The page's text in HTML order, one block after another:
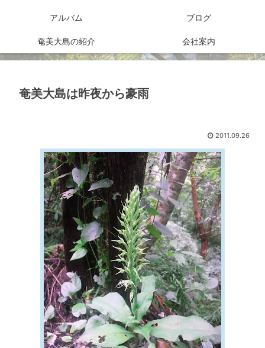
アルバム ブログ
奄美大島の紹介 会社案内
奄美大島は昨夜から豪雨
2011.09.26